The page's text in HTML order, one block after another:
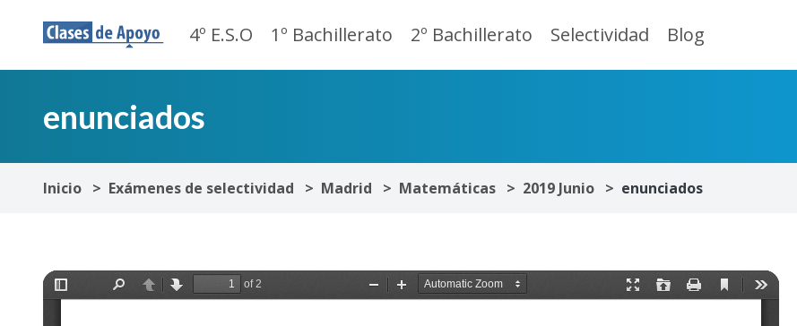
4º E.S.O 1º Bachillerato 2º Bachillerato Selectividad Blog
enunciados
Inicio Exámenes de selectividad Madrid Matemáticas 2019 Junio enunciados